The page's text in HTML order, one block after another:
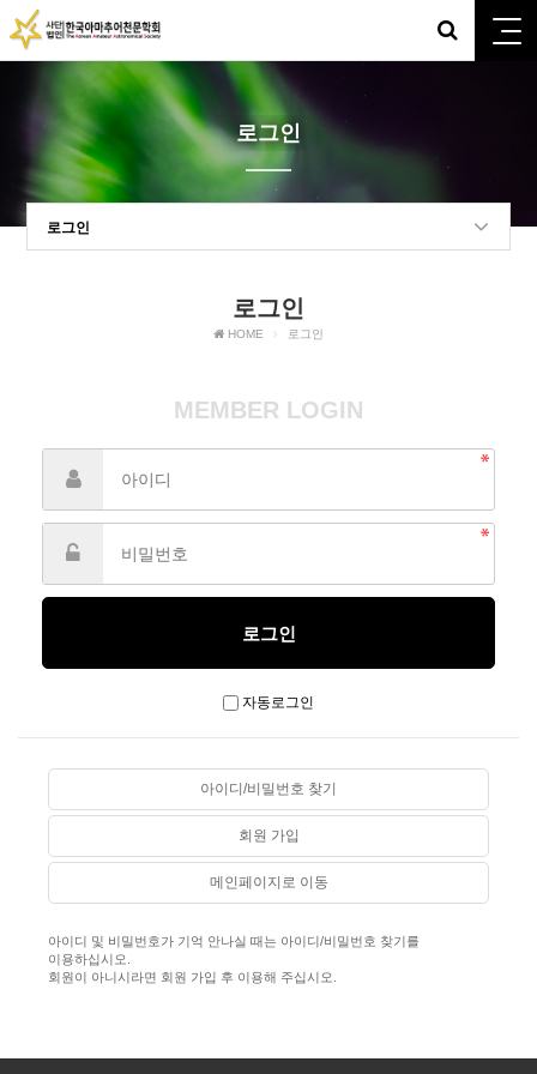
로그인
로그인
로그인
HOME 로그인
MEMBER LOGIN
자동로그인
아이디/비밀번호 찾기
회원 가입
메인페이지로 이동
아이디 및 비밀번호가 기억 안나실 때는 아이디/비밀번호 찾기를
이용하십시오.
회원이 아니시라면 회원 가입 후 이용해 주십시오.